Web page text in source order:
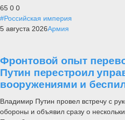
65 0 0
#Российская империя
5 августа 2026Армия
Фронтовой опыт
Путин перестроил
вооружениями и
Владимир Путин провел встречу с
обороны и объявил сразу о